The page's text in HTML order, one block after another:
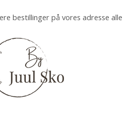
bestillinger på vores adresse alle